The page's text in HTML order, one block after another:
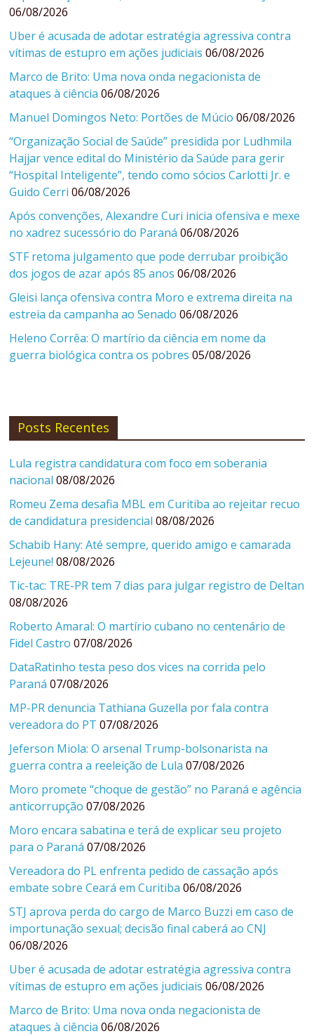
06/08/2026
Uber é acusada de adotar estratégia agressiva contra
vítimas de estupro em ações judiciais 06/08/2026
Marco de Brito: Uma nova onda negacionista de
ataques à ciência 06/08/2026
Manuel Domingos Neto: Portões de Múcio 06/08/2026
“Organização Social de Saúde” presidida por Ludhmila
Hajjar vence edital do Ministério da Saúde para gerir
“Hospital Inteligente”, tendo como sócios Carlotti Jr. e
Guido Cerri 06/08/2026
Após convenções, Alexandre Curi inicia ofensiva e mexe
no xadrez sucessório do Paraná 06/08/2026
STF retoma julgamento que pode derrubar proibição
dos jogos de azar após 85 anos 06/08/2026
Gleisi lança ofensiva contra Moro e extrema direita na
estreia da campanha ao Senado 06/08/2026
Heleno Corrêa: O martírio da ciência em nome da
guerra biológica contra os pobres 05/08/2026
Posts Recentes
Lula registra candidatura com foco em soberania
nacional 08/08/2026
Romeu Zema desafia MBL em Curitiba ao rejeitar recuo
de candidatura presidencial 08/08/2026
Schabib Hany: Até sempre, querido amigo e camarada
Lejeune! 08/08/2026
Tic-tac: TRE-PR tem 7 dias para julgar registro de Deltan
08/08/2026
Roberto Amaral: O martírio cubano no centenário de
Fidel Castro 07/08/2026
DataRatinho testa peso dos vices na corrida pelo
Paraná 07/08/2026
MP-PR denuncia Tathiana Guzella por fala contra
vereadora do PT 07/08/2026
Jeferson Miola: O arsenal Trump-bolsonarista na
guerra contra a reeleição de Lula 07/08/2026
Moro promete “choque de gestão” no Paraná e agência
anticorrupção 07/08/2026
Moro encara sabatina e terá de explicar seu projeto
para o Paraná 07/08/2026
Vereadora do PL enfrenta pedido de cassação após
embate sobre Ceará em Curitiba 06/08/2026
STJ aprova perda do cargo de Marco Buzzi em caso de
importunação sexual; decisão final caberá ao CNJ
06/08/2026
Uber é acusada de adotar estratégia agressiva contra
vítimas de estupro em ações judiciais 06/08/2026
Marco de Brito: Uma nova onda negacionista de
ataques à ciência 06/08/2026